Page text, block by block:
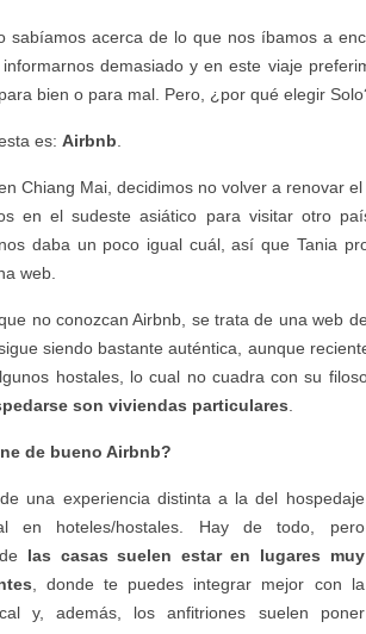
Airbnb
son viviendas particulares
de bueno Airbnb?
las casas suelen estar en lugares muy